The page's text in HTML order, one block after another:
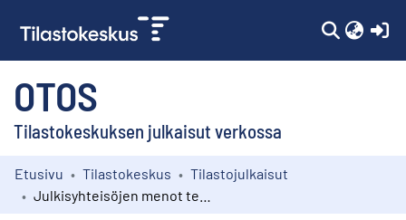
OTOS
Tilastokeskuksen julkaisut verkossa
Kokoelmat
Etusivu Tilastokeskus
Tilastojulkaisut